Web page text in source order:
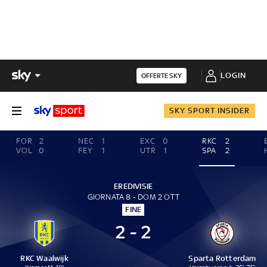
OFFERTE SKY LOGIN
SKY SPORT INSIDER
FOR
2
VOL
0
NEC
1
FEY
1
EXC
0
UTR
1
RKC
2
SPA
2
EREDIVISIE
GIORNATA 8 - DOM 2 OTT
FINE
RKC Waalwijk
2 - 2
Sparta Rotterdam